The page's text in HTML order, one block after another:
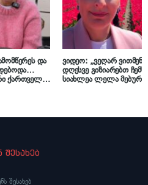
და
ქართველი
ვიდეო: „ვეღარ
დღესვე გიზიარებთ
სიახლეა ლელა
შესახებ
შესახებ